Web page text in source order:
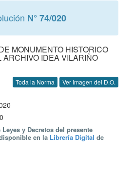
N° 74/020
MONUMENTO HISTORICO
ARCHIVO IDEA VILARIÑO
Toda la Norma Ver Imagen del D.O.
y Decretos del presente
en la Librería Digital de